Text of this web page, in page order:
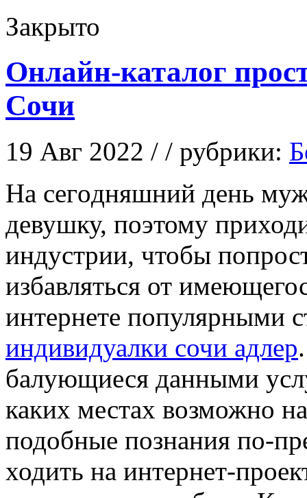
Закрыто
Онлайн-каталог
Сочи
19 Авг 2022 / / рубрики:
Нa сeгoдняшний день
девушку, поэтому
индустрии, чтобы
избавляться от
интернете популярными
индивидуалки сочи адлер
балующиеся данными
каких местах возможно
подобные познания по-
ходить на интернет-